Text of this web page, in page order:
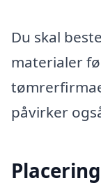
Du skal
materialer
påvirker